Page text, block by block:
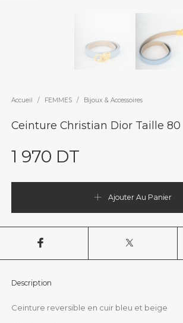
Accueil / FEMMES / Bijoux & Accessoires
Ceinture Christian Dior Taille 80
1 970 DT
Ajouter Au Panier
Description
Ceinture reversible en cuir bleu et beige